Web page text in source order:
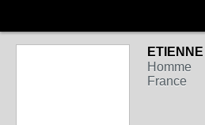
Homme
France